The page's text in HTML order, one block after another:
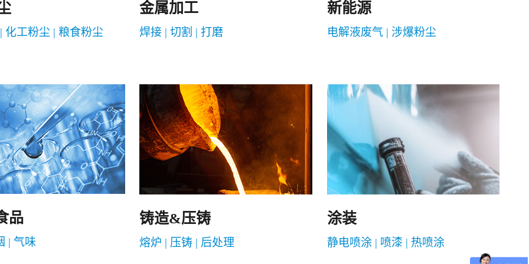
化工粉尘 | 粮食粉尘
金属加工
焊接 | 切割 | 打磨
新能源
电解液废气 | 涉爆粉尘
品
| 气味
铸造&压铸
熔炉 | 压铸 | 后处理
涂装
静电喷涂 | 喷漆 | 热喷涂